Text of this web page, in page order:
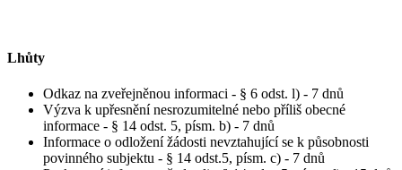
Lhůty
Odkaz na zveřejněnou informaci - § 6 odst. l) - 7 dnů
Výzva k upřesnění nesrozumitelné nebo příliš obecné
informace - § 14 odst. 5, písm. b) - 7 dnů
Informace o odložení žádosti nevztahující se k působnosti
povinného subjektu - § 14 odst.5, písm. c) - 7 dnů